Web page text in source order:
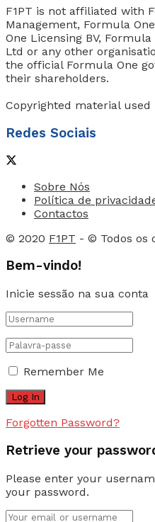
F1PT is not affiliated with
Management, Formula
One Licensing BV,
Ltd or any other
the official Formula One
their shareholders.
Copyrighted material
Redes Sociais
Sobre Nós
Política de
Contactos
© 2020 F1PT - © Todos os
Bem-vindo!
Inicie sessão na sua conta
Remember Me
Forgotten Password?
Retrieve your
Please enter your
your password.